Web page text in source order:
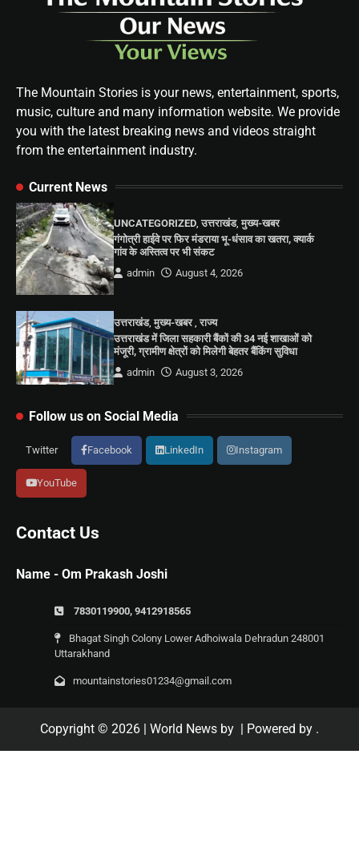
The Mountain Stories is your news, entertainment, sports,
music, culture and many information website. We provide
you with the latest breaking news and videos straight
from the entertainment industry.
Current News
UNCATEGORIZED,उत्तराखंड,मुख्य-खबर
गंगोत्री हाईवे पर फिर मंडराया भू-धंसाव का खतरा, क्यार्क
गांव के अस्तित्व पर भी संकट
admin
August 4, 2026
उत्तराखंड,मुख्य-खबर ,राज्य
उत्तराखंड में जिला सहकारी बैंकों की 34 नई शाखाओं को
मंजूरी, ग्रामीण क्षेत्रों को मिलेगी बेहतर बैंकिंग सुविधा
admin
August 3, 2026
Follow us on Social Media
Twitter Facebook LinkedIn Instagram
YouTube
Contact Us
Name - Om Prakash Joshi
7830119900, 9412918565
Bhagat Singh Colony Lower Adhoiwala Dehradun 248001
Uttarakhand
mountainstories01234@gmail.com
Copyright © 2026 | World News by | Powered by .